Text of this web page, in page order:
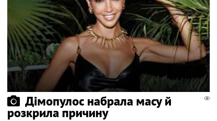
Дімопулос набрала масу й
розкрила причину